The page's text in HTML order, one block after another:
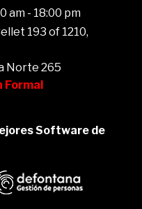
am - 18:00 pm
193 of 1210,
Norte 265
Formal
Software de